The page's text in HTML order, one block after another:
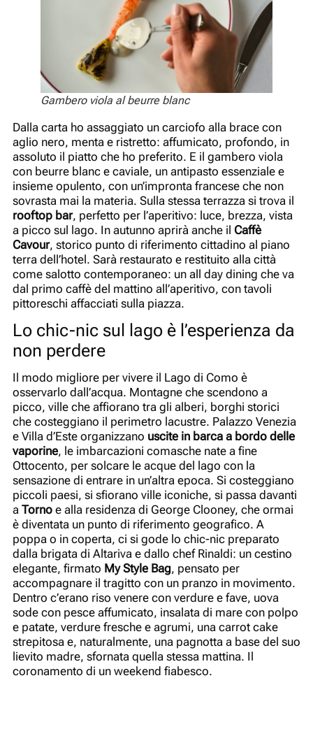
Gambero viola al beurre blanc
Dalla carta ho assaggiato un carciofo alla brace con
aglio nero, menta e ristretto: affumicato, profondo, in
assoluto il piatto che ho preferito. E il gambero viola
con beurre blanc e caviale, un antipasto essenziale e
insieme opulento, con un’impronta francese che non
sovrasta mai la materia. Sulla stessa terrazza si trova il
rooftop bar, perfetto per l’aperitivo: luce, brezza, vista
a picco sul lago. In autunno aprirà anche il Caffè
Cavour, storico punto di riferimento cittadino al piano
terra dell’hotel. Sarà restaurato e restituito alla città
come salotto contemporaneo: un all day dining che va
dal primo caffè del mattino all’aperitivo, con tavoli
pittoreschi affacciati sulla piazza.
Lo chic-nic sul lago è l’esperienza da
non perdere
Il modo migliore per vivere il Lago di Como è
osservarlo dall’acqua. Montagne che scendono a
picco, ville che affiorano tra gli alberi, borghi storici
che costeggiano il perimetro lacustre. Palazzo Venezia
e Villa d’Este organizzano uscite in barca a bordo delle
vaporine, le imbarcazioni comasche nate a fine
Ottocento, per solcare le acque del lago con la
sensazione di entrare in un’altra epoca. Si costeggiano
piccoli paesi, si sfiorano ville iconiche, si passa davanti
a Tornoe alla residenza di George Clooney, che ormai
è diventata un punto di riferimento geografico. A
poppa o in coperta, ci si gode lo chic-nic preparato
dalla brigata di Altariva e dallo chef Rinaldi: un cestino
elegante, firmato My Style Bag, pensato per
accompagnare il tragitto con un pranzo in movimento.
Dentro c’erano riso venere con verdure e fave, uova
sode con pesce affumicato, insalata di mare con polpo
e patate, verdure fresche e agrumi, una carrot cake
strepitosa e, naturalmente, una pagnotta a base del suo
lievito madre, sfornata quella stessa mattina. Il
coronamento di un weekend fiabesco.